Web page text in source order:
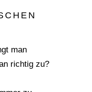
man
richtig zu?